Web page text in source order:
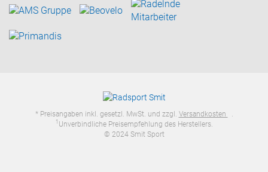
* Preisangaben inkl. gesetzl. MwSt. und zzgl. Versandkosten .
1 Unverbindliche Preisempfehlung des Herstellers.
© 2024 Smit Sport